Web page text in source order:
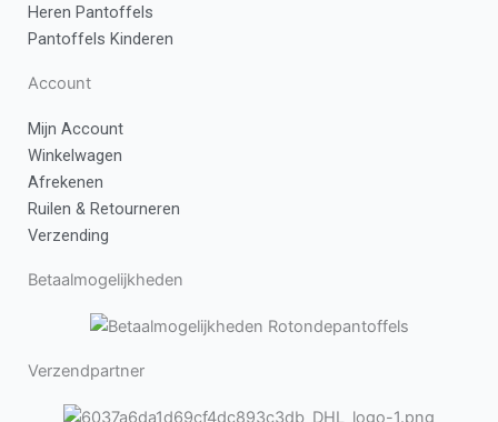
Heren Pantoffels
Pantoffels Kinderen
Account
Mijn Account
Winkelwagen
Afrekenen
Ruilen & Retourneren
Verzending
Betaalmogelijkheden
Verzendpartner